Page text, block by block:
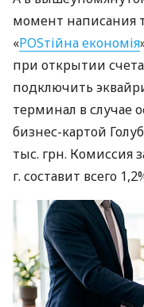
момент написания
«POSтійна економія
при открытии
подключить
терминал в случае
бизнес-картой
тыс. грн. Комиссия
г. составит всего